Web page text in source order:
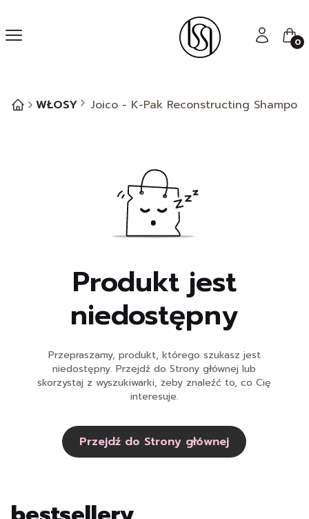
Menu Zaloguj się
WŁOSY Joico - K-Pak Reconstructing
Produkt jest
niedostępny
Przepraszamy, produkt, którego szukasz jest
niedostępny. Przejdź do Strony głównej lub
skorzystaj z wyszukiwarki, żeby znaleźć to, co Cię
interesuje.
Przejdź do Strony głównej